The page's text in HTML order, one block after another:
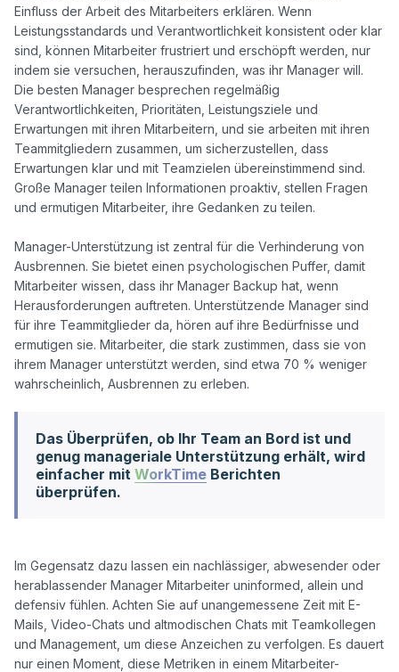
Einfluss der Arbeit des Mitarbeiters erklären. Wenn
Leistungsstandards und Verantwortlichkeit konsistent oder klar
sind, können Mitarbeiter frustriert und erschöpft werden, nur
indem sie versuchen, herauszufinden, was ihr Manager will.
Die besten Manager besprechen regelmäßig
Verantwortlichkeiten, Prioritäten, Leistungsziele und
Erwartungen mit ihren Mitarbeitern, und sie arbeiten mit ihren
Teammitgliedern zusammen, um sicherzustellen, dass
Erwartungen klar und mit Teamzielen übereinstimmend sind.
Große Manager teilen Informationen proaktiv, stellen Fragen
und ermutigen Mitarbeiter, ihre Gedanken zu teilen.
Manager-Unterstützung ist zentral für die Verhinderung von
Ausbrennen. Sie bietet einen psychologischen Puffer, damit
Mitarbeiter wissen, dass ihr Manager Backup hat, wenn
Herausforderungen auftreten. Unterstützende Manager sind
für ihre Teammitglieder da, hören auf ihre Bedürfnisse und
ermutigen sie. Mitarbeiter, die stark zustimmen, dass sie von
ihrem Manager unterstützt werden, sind etwa 70 % weniger
Das Überprüfen, ob Ihr Team an Bord ist und
genug manageriale Unterstützung erhält, wird
einfacher mit WorkTime Berichten
überprüfen.
Im Gegensatz dazu lassen ein nachlässiger, abwesender oder
herablassender Manager Mitarbeiter uninformed, allein und
defensiv fühlen. Achten Sie auf unangemessene Zeit mit E-
Mails, Video-Chats und altmodischen Chats mit Teamkollegen
und Management, um diese Anzeichen zu verfolgen. Es dauert
nur einen Moment, diese Metriken in einem Mitarbeiter-